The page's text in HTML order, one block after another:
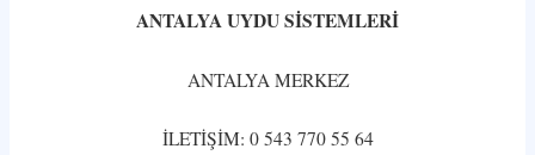
ANTALYA UYDU SİSTEMLERİ
ANTALYA MERKEZ
İLETİŞİM: 0 543 770 55 64